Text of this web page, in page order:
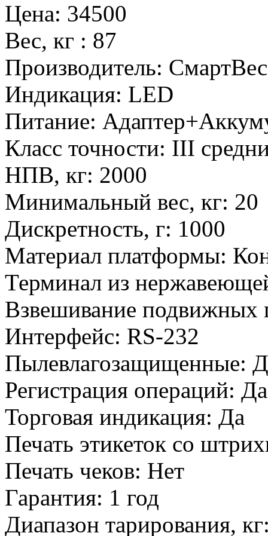
Цена: 34500
Вес, кг : 87
Производитель:
Индикация: LED
Питание:
Класс точности: III
НПВ, кг: 2000
Минимальный вес, кг: 20
Дискретность, г: 1000
Материал платформы:
Терминал из
Взвешивание подвижных
Интерфейс: RS-232
Пылевлагозащищенные:
Регистрация операций: Да
Торговая индикация: Да
Печать этикеток со
Печать чеков: Нет
Гарантия: 1 год
Диапазон тарирования, кг